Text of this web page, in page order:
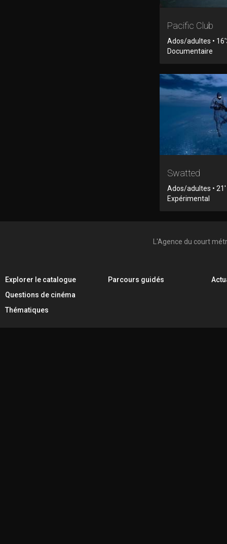
Pacific Club
Ados/adultes •
Documentaire
Swatted
Ados/adultes • 21'
Expérimental
L'Agence du court
Explorer le catalogue
Questions de cinéma
Thématiques
Parcours guidés